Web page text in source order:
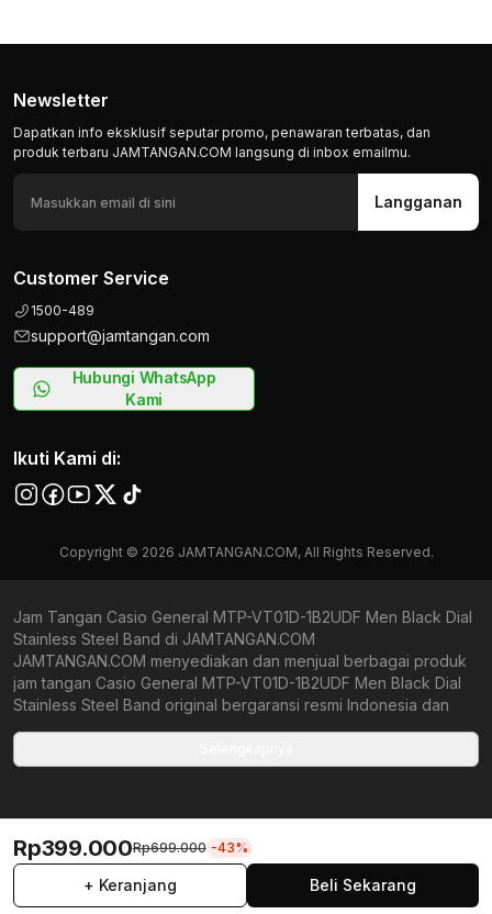
Newsletter
Dapatkan info eksklusif seputar promo, penawaran terbatas, dan
produk terbaru JAMTANGAN.COM langsung di inbox emailmu.
Langganan
Customer Service
1500-489
support@jamtangan.com
Hubungi WhatsApp
Kami
Ikuti Kami di:
Copyright © 2026 JAMTANGAN.COM, All Rights Reserved.
Jam Tangan Casio General MTP-VT01D-1B2UDF Men Black Dial
Stainless Steel Band di JAMTANGAN.COM
JAMTANGAN.COM menyediakan dan menjual berbagai produk
jam tangan Casio General MTP-VT01D-1B2UDF Men Black Dial
Stainless Steel Band original bergaransi resmi Indonesia dan
JAMTANGAN.COM menjamin produk-produk yang tersedia
memiliki harga yang lebih terjangkau dari toko online Indonesia
lainnya. Anda, watchlovers, merupakan prioritas utama kami.
Dengan tersedianya berbagai jam tangan mechanical, kinetic,
dan quartz mulai dari yang bertema fine-elegance atau elegan
hingga sports, seperti diver, runner, dan military look, kami
Rp399.000Rp699.000 -43%
+ Keranjang Beli Sekarang